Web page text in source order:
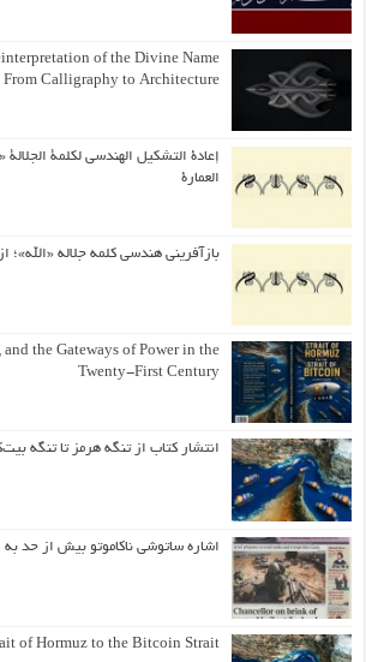
of the Divine Name
From Calligraphy to Architecture
إعادة التشكيل الهندسي لكلمة الجلالة
العمارة
بازآفرینی هندسی کلمه جلاله «الله»؛
and the Gateways of Power in the
Twenty-First Century
انتشار کتاب از تنگه هرمز تا تنگه
اشاره ساتوشی ناکاموتو بیش از حد
of Hormuz to the Bitcoin Strait